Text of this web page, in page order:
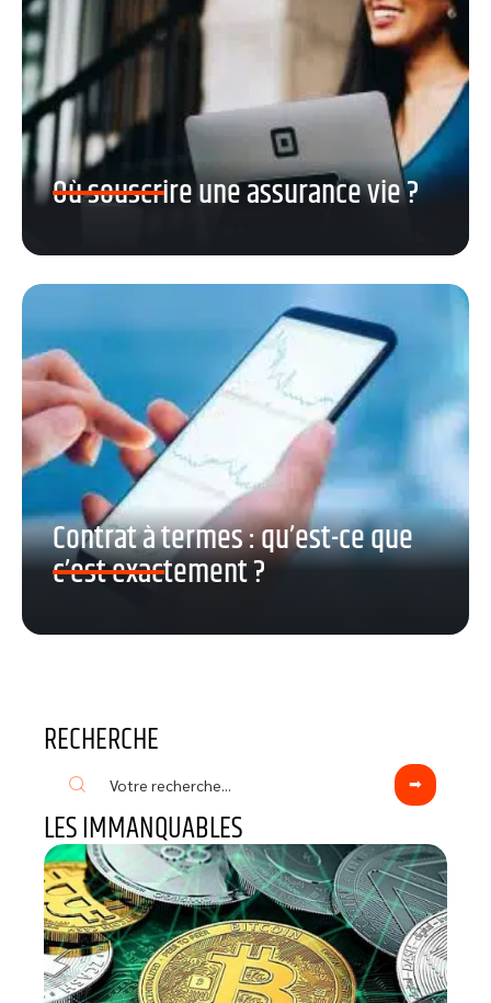
Où souscrire une assurance vie ?
Contrat à termes : qu’est-ce que
c’est exactement ?
RECHERCHE
LES IMMANQUABLES